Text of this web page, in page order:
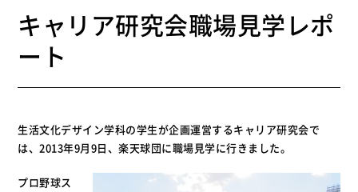
女
大
キャリア研究会職場見学レポ
ート
生活文化デザイン学科の学生が企画運営するキャリア研究会で
は、2013年9月9日、楽天球団に職場見学に行きました。
プロ野球ス